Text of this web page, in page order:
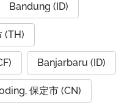
Bandung (ID)
(TH)
Banjarbaru (ID)
保定市 (CN)